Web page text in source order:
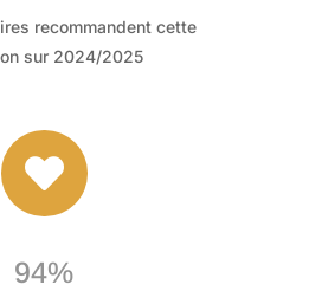
recommandent cette
sur 2024/2025

94%